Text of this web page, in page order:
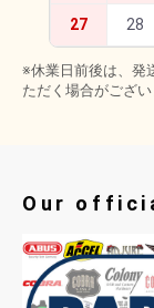
27 28
※休業日前後は、発
ただく場合がござい
Our